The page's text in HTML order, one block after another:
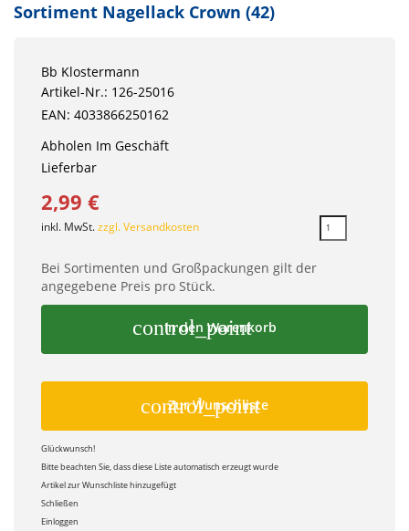
Sortiment Nagellack Crown (42)
Bb Klostermann
Artikel-Nr.: 126-25016
EAN: 4033866250162
Abholen Im Geschäft
Lieferbar
2,99 €
inkl. MwSt.zzgl. Versandkosten
Bei Sortimenten und Großpackungen gilt der
angegebene Preis pro Stück.
control_point
In den Warenkorb
control_point
Zur Wunschliste
Glückwunsch!
Bitte beachten Sie, dass diese Liste automatisch erzeugt wurde
Artikel zur Wunschliste hinzugefügt
Schließen
Einloggen